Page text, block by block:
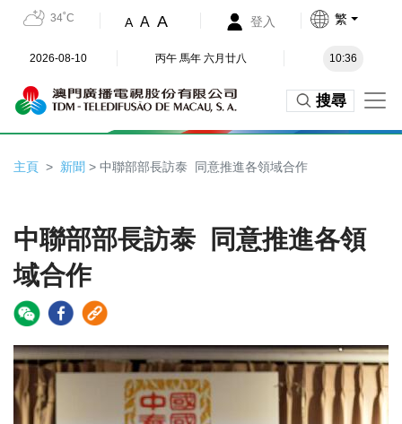
34˚C A A A 登入 繁
2026-08-10 丙午 馬年 六月廿八 10:36
搜尋
主頁 新聞 > 中聯部部長訪泰 同意推進各領域合作
中聯部部長訪泰 同意推進各領
域合作